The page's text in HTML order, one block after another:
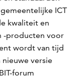
ICT
kwaliteit en
-producten voor
wordt van tijd
versie
forum